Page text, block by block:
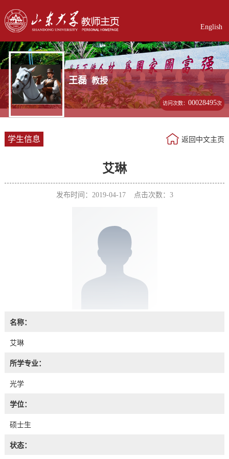
English
王磊 教授
访问次数：00028495次
学生信息 返回中文主页
艾琳
发布时间：2019-04-17 点击次数： 3
名称：
艾琳
所学专业：
光学
学位：
硕士生
状态：